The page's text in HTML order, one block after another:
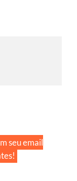
seu email